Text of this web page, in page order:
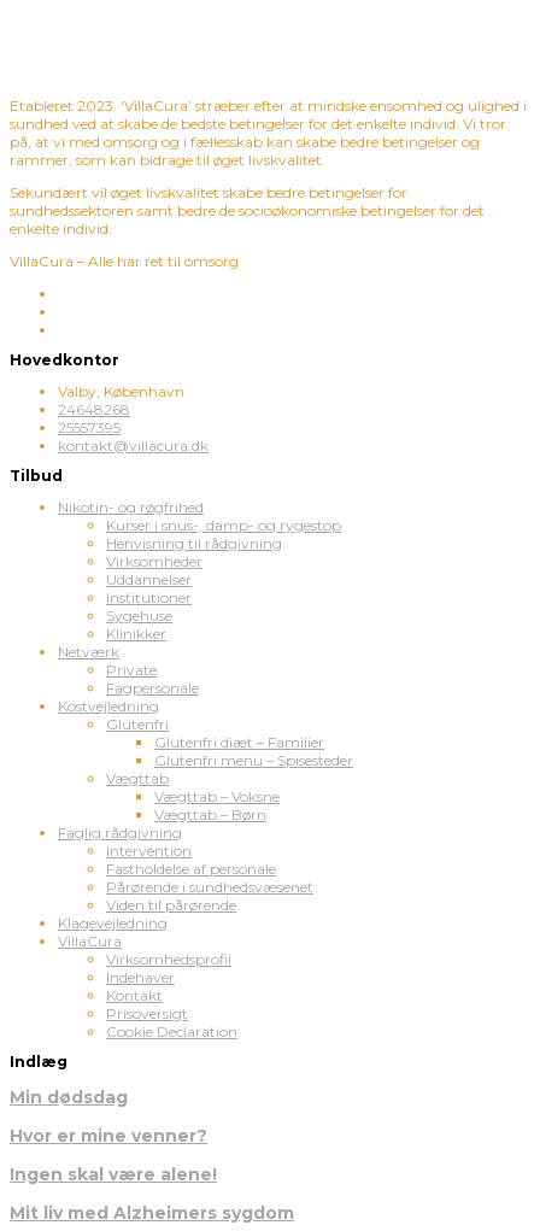
Etableret 2023. ‘VillaCura’ stræber efter at mindske ensomhed og ulighed i
sundhed ved at skabe de bedste betingelser for det enkelte individ. Vi tror
på, at vi med omsorg og i fællesskab kan skabe bedre betingelser og
rammer, som kan bidrage til øget livskvalitet.
Sekundært vil øget livskvalitet skabe bedre betingelser for
sundhedssektoren samt bedre de socioøkonomiske betingelser for det
enkelte individ.
VillaCura – Alle har ret til omsorg
Hovedkontor
Valby, København
24648268
25557395
kontakt@villacura.dk
Tilbud
Nikotin- og røgfrihed
Kurser i snus-, damp- og rygestop
Henvisning til rådgivning
Virksomheder
Uddannelser
Institutioner
Sygehuse
Klinikker
Netværk
Private
Fagpersonale
Kostvejledning
Glutenfri
Glutenfri diæt – Familier
Glutenfri menu – Spisesteder
Vægttab
Vægttab – Voksne
Vægttab – Børn
Faglig rådgivning
Intervention
Fastholdelse af personale
Pårørende i sundhedsvæsenet
Viden til pårørende
Klagevejledning
VillaCura
Virksomhedsprofil
Indehaver
Kontakt
Prisoversigt
Cookie Declaration
Indlæg
Min dødsdag
Hvor er mine venner?
Ingen skal være alene!
Mit liv med Alzheimers sygdom